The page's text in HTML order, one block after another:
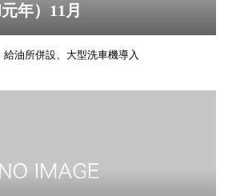
年）11月
油所併設、大型洗車機導入